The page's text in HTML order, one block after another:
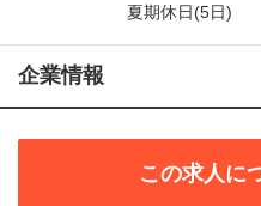
夏期休日(5日)
企業情報
この求人に